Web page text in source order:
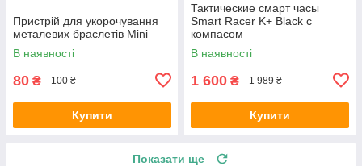
Пристрій для укорочування
металевих браслетів Mini
В наявності
80 ₴ 100 ₴
Купити
Тактические смарт часы
Smart Racer K+ Black с
компасом
В наявності
1 600 ₴ 1 989 ₴
Купити
Показати ще